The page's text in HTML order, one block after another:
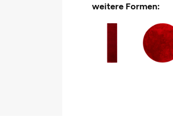
weitere Formen: